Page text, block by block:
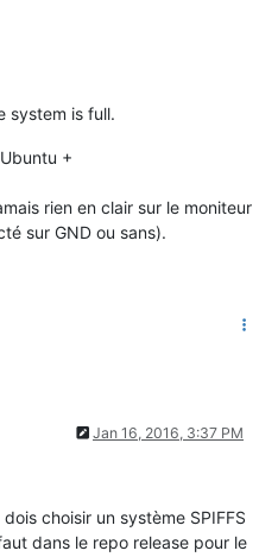
system is full.
+
rien en clair sur le moniteur
sur GND ou sans).
Jan 16, 2016, 3:37 PM
choisir un système SPIFFS
dans le repo release pour le